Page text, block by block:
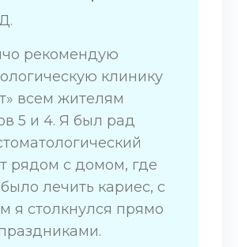
рекомендую
клинику
всем жителям
5 и 4. Я был рад
рядом с домом, где
лечить кариес, с
я столкнулся прямо